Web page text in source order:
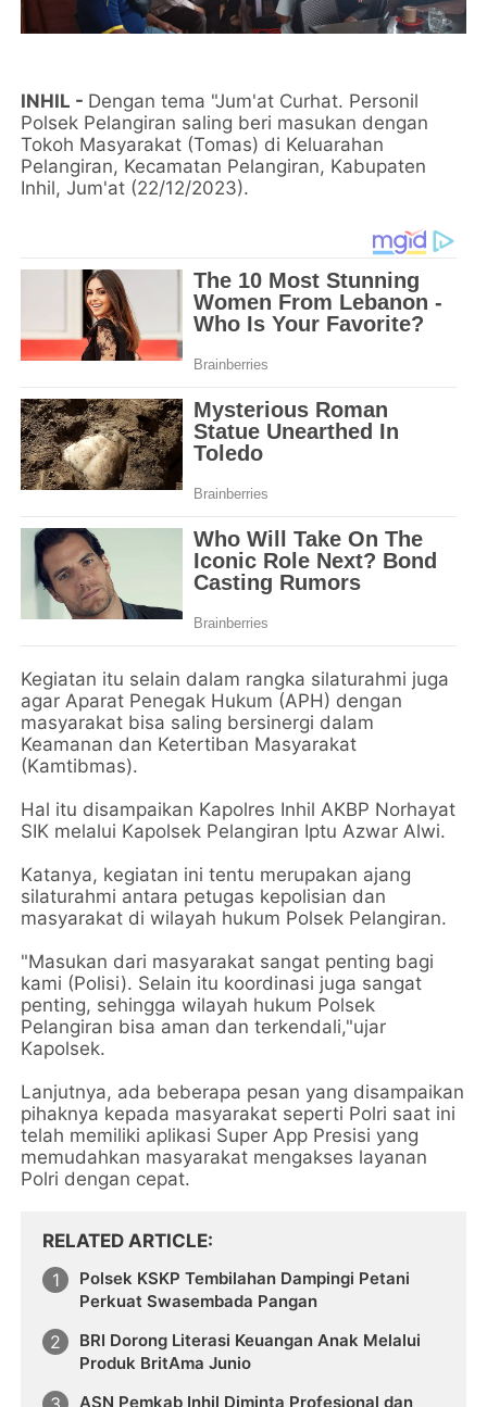
INHIL - Dengan tema "Jum'at Curhat. Personil
Polsek Pelangiran saling beri masukan dengan
Tokoh Masyarakat (Tomas) di Keluarahan
Pelangiran, Kecamatan Pelangiran, Kabupaten
Inhil, Jum'at (22/12/2023).
Kegiatan itu selain dalam rangka silaturahmi juga
agar Aparat Penegak Hukum (APH) dengan
masyarakat bisa saling bersinergi dalam
Keamanan dan Ketertiban Masyarakat
(Kamtibmas).
Hal itu disampaikan Kapolres Inhil AKBP Norhayat
SIK melalui Kapolsek Pelangiran Iptu Azwar Alwi.
Katanya, kegiatan ini tentu merupakan ajang
silaturahmi antara petugas kepolisian dan
masyarakat di wilayah hukum Polsek Pelangiran.
"Masukan dari masyarakat sangat penting bagi
kami (Polisi). Selain itu koordinasi juga sangat
penting, sehingga wilayah hukum Polsek
Pelangiran bisa aman dan terkendali,"ujar
Kapolsek.
Lanjutnya, ada beberapa pesan yang disampaikan
pihaknya kepada masyarakat seperti Polri saat ini
telah memiliki aplikasi Super App Presisi yang
memudahkan masyarakat mengakses layanan
Polri dengan cepat.
RELATED ARTICLE
Polsek KSKP Tembilahan Dampingi Petani
Perkuat Swasembada Pangan
BRI Dorong Literasi Keuangan Anak Melalui
Produk BritAma Junio
ASN Pemkab Inhil Diminta Profesional dan